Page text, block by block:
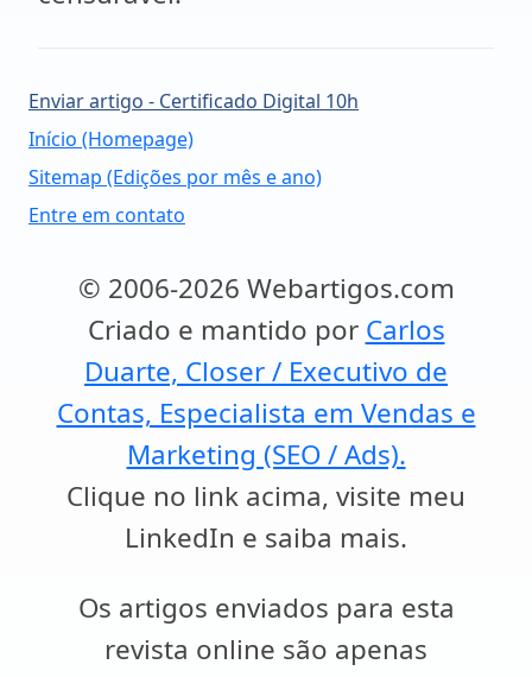
Enviar artigo - Certificado Digital 10h
Início (Homepage)
Sitemap (Edições por mês e ano)
Entre em contato
© 2006-2026 Webartigos.com
Criado e mantido por Carlos
Duarte, Closer / Executivo de
Contas, Especialista em Vendas e
Marketing (SEO / Ads).
Clique no link acima, visite meu
LinkedIn e saiba mais.
Os artigos enviados para esta
revista online são apenas